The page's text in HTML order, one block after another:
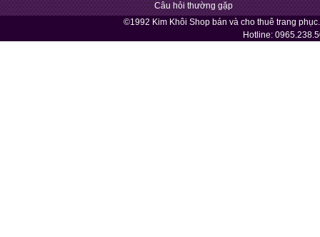
Câu hỏi thường gặp
©1992 Kim Khôi Shop bán và cho thuê trang
Hotline: